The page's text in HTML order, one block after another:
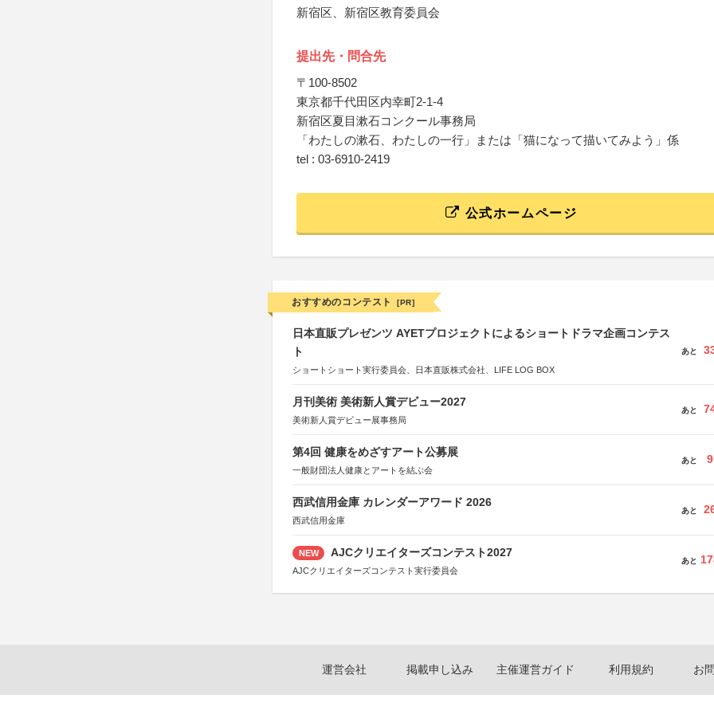
新宿区、新宿区教育委員会
提出先・問合先
〒100-8502
東京都千代田区内幸町2-1-4
新宿区夏目漱石コンクール事務局
「わたしの漱石、わたしの一行」または「猫になって描いてみよう」係
tel : 03-6910-2419
公式ホームページ
おすすめのコンテスト [PR]
日本直販プレゼンツ AYETプロジェクトによるショートドラマ企画コンテス
ト
ショートショート実行委員会、日本直販株式会社、LIFE LOG BOX
あと
月刊美術 美術新人賞デビュー2027
美術新人賞デビュー展事務局
あと
第4回 健康をめざすアート公募展
一般財団法人健康とアートを結ぶ会
あと 9
西武信用金庫 カレンダーアワード 2026
西武信用金庫
あと
NEW AJCクリエイターズコンテスト2027
AJCクリエイターズコンテスト実行委員会
あと
運営会社 掲載申し込み 主催運営ガイド 利用規約 お